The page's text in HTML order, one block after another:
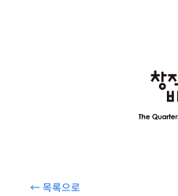
← 목록으로